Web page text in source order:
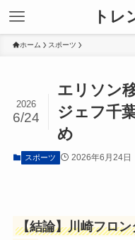
トレ
ホーム スポーツ
エリソン
ジェフ千
め
2026
6/24
スポーツ 2026年6月24日
【結論】川崎フロ